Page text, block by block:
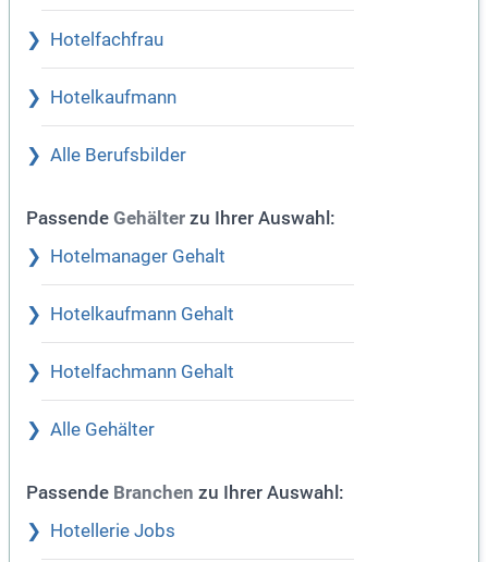
Hotelfachfrau
Hotelkaufmann
Alle Berufsbilder
Passende Gehälter zu Ihrer Auswahl:
Hotelmanager Gehalt
Hotelkaufmann Gehalt
Hotelfachmann Gehalt
Alle Gehälter
Passende Branchen zu Ihrer Auswahl:
Hotellerie Jobs